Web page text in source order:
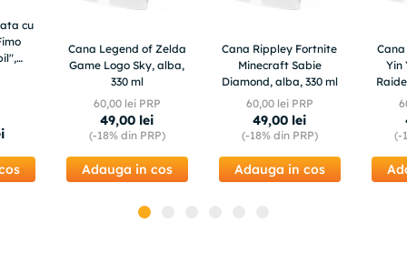
cu
Cana Legend of Zelda
Game Logo Sky, alba,
330 ml
60,00lei PRP
49,00 lei
(-18%din PRP)
Adauga in cos
Cana Rippley Fortnite
Minecraft Sabie
Diamond, alba, 330 ml
60,00lei PRP
49,00 lei
(-18%din PRP)
Adauga in cos
Yin
(-